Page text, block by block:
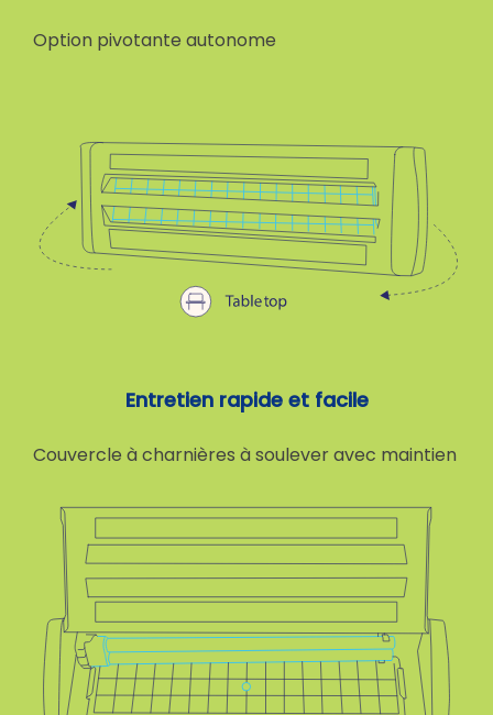
Option pivotante autonome
Entretien rapide et facile
Couvercle à charnières à soulever avec maintien